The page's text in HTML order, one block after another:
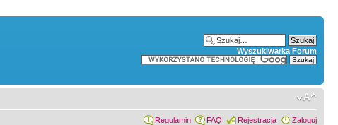
Wyszukiwarka Forum
Regulamin FAQ Rejestracja Zaloguj